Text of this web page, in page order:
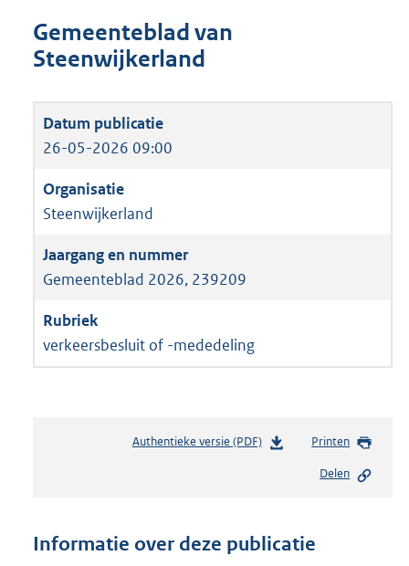
Gemeenteblad van
Steenwijkerland
26-05-2026 09:00
Steenwijkerland
Gemeenteblad 2026, 239209
verkeersbesluit of -mededeling
Authentieke versie (PDF)b
n
Printen
Delen
Informatie over deze publicatie